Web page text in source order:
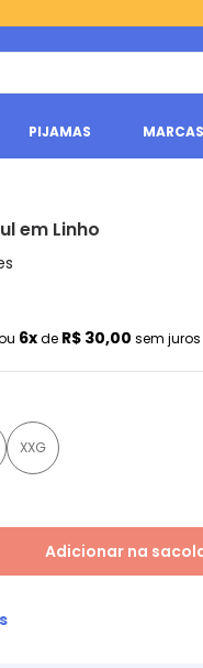
PIJAMAS MARCAS
em Linho
6xde R$ 30,00 sem juros
XXG
Adicionar na